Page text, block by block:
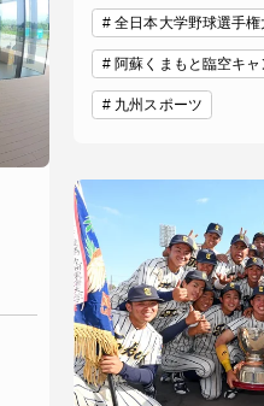
全日本大学野球選手権
阿蘇くまもと臨空キャ
九州スポーツ
ニ
お問い合わせ